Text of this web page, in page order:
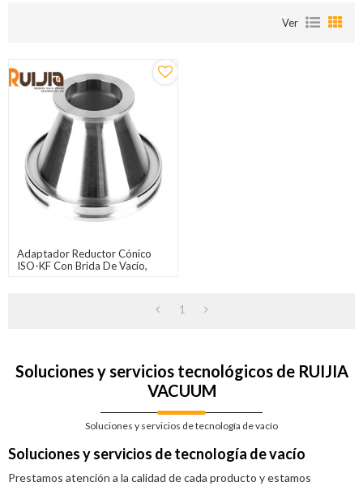
Ver
Adaptador Reductor Cónico
ISO-KF Con Brida De Vacío,
1
Soluciones y servicios tecnológicos de RUIJIA
VACUUM
Soluciones y servicios de tecnología de vacío
Soluciones y servicios de tecnología de vacío
Prestamos atención a la calidad de cada producto y estamos